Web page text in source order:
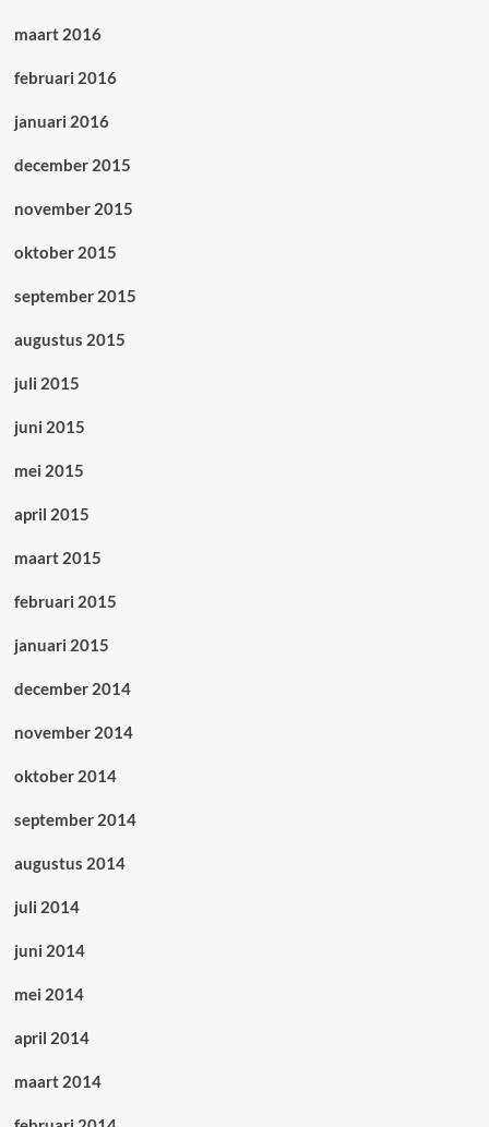
maart 2016
februari 2016
januari 2016
december 2015
november 2015
oktober 2015
september 2015
augustus 2015
juli 2015
juni 2015
mei 2015
april 2015
maart 2015
februari 2015
januari 2015
december 2014
november 2014
oktober 2014
september 2014
augustus 2014
juli 2014
juni 2014
mei 2014
april 2014
maart 2014